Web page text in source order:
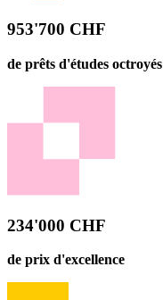
953'700 CHF
de prêts d'études octroyés
234'000 CHF
de prix d'excellence